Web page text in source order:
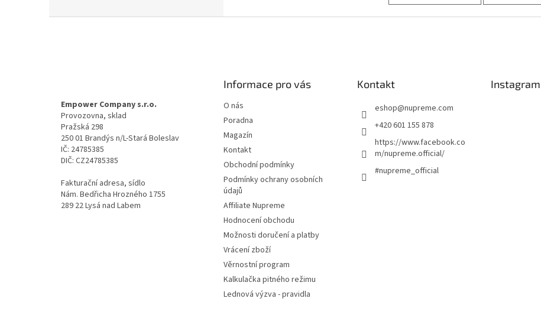
Empower Company s.r.o.
Provozovna, sklad
Pražská 298
250 01 Brandýs n/L-Stará Boleslav
IČ: 24785385
DIČ: CZ24785385
Fakturační adresa, sídlo
Nám. Bedřicha Hrozného 1755
289 22 Lysá nad Labem
Informace pro vás
O nás
Poradna
Magazín
Kontakt
Obchodní podmínky
Podmínky ochrany osobních
údajů
Affiliate Nupreme
Hodnocení obchodu
Možnosti doručení a platby
Vrácení zboží
Věrnostní program
Kalkulačka pitného režimu
Lednová výzva - pravidla
Kontakt
eshop@nupreme.com
+420 601 155 878
https://www.facebook.co
m/nupreme.official/
#nupreme_official
Instagram